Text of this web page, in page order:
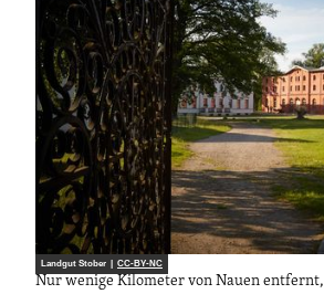
Landgut Stober | CC-BY-NC
Nur wenige Kilometer von Nauen